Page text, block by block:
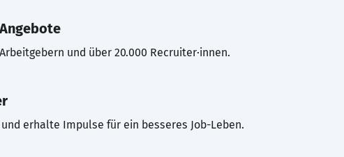
und über 20.000 Recruiter·innen.
erhalte Impulse für ein besseres Job-Leben.